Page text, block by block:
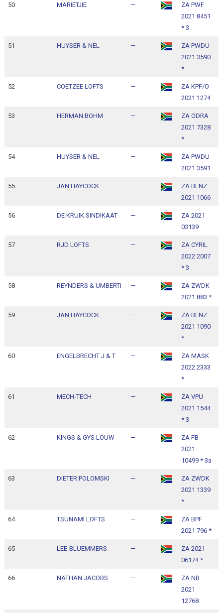
50 MARIETJIE —
ZA PWF
2021 8451
* 3
51 HUYSER & NEL —
ZA PWDU
2021 3590
*
52 COETZEE LOFTS —
ZA KPF/O
2021 1274
53 HERMAN BOHM —
ZA ODRA
2021 7328
*
54 HUYSER & NEL —
ZA PWDU
2021 3591
55 JAN HAYCOCK —
ZA BENZ
2021 1066
56 DE KRUIK SINDIKAAT —
ZA 2021
03139
57 RJD LOFTS —
ZA CYRIL
2022 2007
* 3
58 REYNDERS & UMBERTI —
ZA ZWDK
2021 883 *
59 JAN HAYCOCK —
ZA BENZ
2021 1090
*
60 ENGELBRECHT J & T —
ZA MASK
2022 2333
*
61 MECH-TECH —
ZA VPU
2021 1544
* 3
62 KINGS & GYS LOUW —
ZA FB
2021
10499 * 3a
63 DIETER POLOMSKI —
ZA ZWDK
2021 1339
*
64 TSUNAMI LOFTS —
ZA BPF
2021 796 *
65 LEE-BLUEMMERS —
ZA 2021
06174 *
66 NATHAN JACOBS —
ZA NB
2021
12768